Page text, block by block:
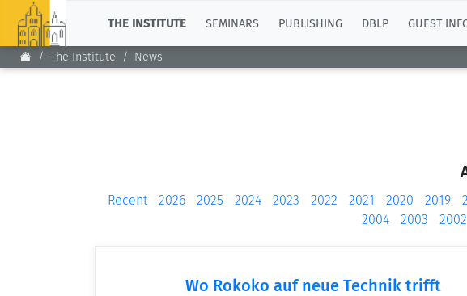
THE INSTITUTE SEMINARS PUBLISHING DBLP GUEST
The Institute News
Recent 2026 2025 2024 2023 2022 2021 2020 2019
2004
2003 2002
Wo Rokoko auf neue Technik trifft